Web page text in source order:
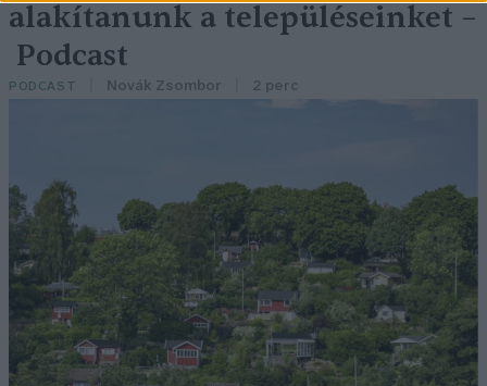
alakítanunk a településeinket –
Podcast
PODCAST Novák Zsombor 2 perc